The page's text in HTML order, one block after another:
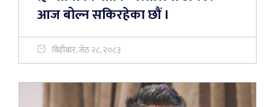
आज बोल्न सकिरहेका छौं ।
बिहीबार, जेठ २८, २०८३